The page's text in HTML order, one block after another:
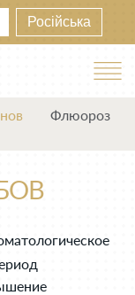
Російська
Флюороз